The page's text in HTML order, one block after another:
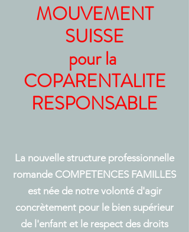
MOUVEMENT
SUISSE
pour la
COPARENTALITE
RESPONSABLE
La nouvelle structure professionnelle
romande COMPETENCES FAMILLES
est née de notre volonté d'agir
concrètement pour le bien supérieur
de l'enfant et le respect des droits